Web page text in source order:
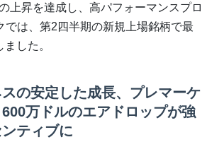
上昇を達成し、高パフォーマンスプロ
では、第2四半期の新規上場銘柄で最
した。
の安定した成長、プレマーケ
万ドルのエアドロップが強
ティブに